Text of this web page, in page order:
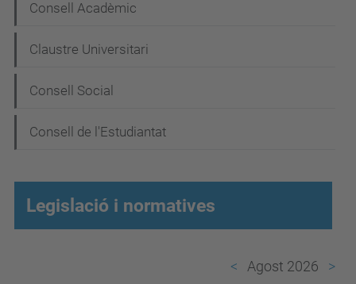
a
c
ó
Consell Acadèmic
Claustre Universitari
Consell Social
Consell de l'Estudiantat
Legislació i normatives
Agost 2026